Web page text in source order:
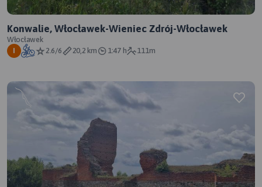
Konwalie, Włocławek-Wieniec Zdrój-Włocławek
Włocławek
I 2.6/6 20,2 km 1:47 h 111m